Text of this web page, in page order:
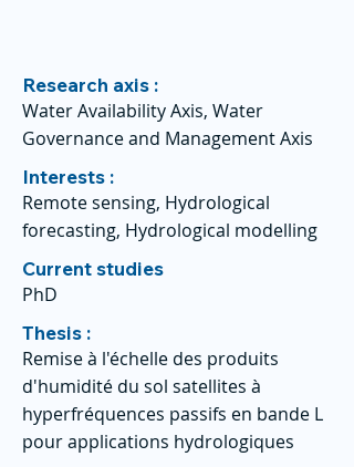
Research axis :
Water Availability Axis, Water
Governance and Management Axis
Interests :
Remote sensing, Hydrological
forecasting, Hydrological modelling
Current studies
PhD
Thesis :
Remise à l'échelle des produits
d'humidité du sol satellites à
hyperfréquences passifs en bande L
pour applications hydrologiques